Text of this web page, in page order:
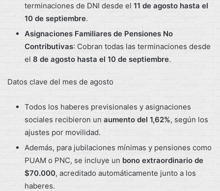
terminaciones de DNI desde el 11 de agosto hasta el
10 de septiembre.
Asignaciones Familiares de Pensiones No
Contributivas: Cobran todas las terminaciones desde
el 8 de agosto hasta el 10 de septiembre.
Datos clave del mes de agosto
Todos los haberes previsionales y asignaciones
sociales recibieron un aumento del 1,62%, según los
ajustes por movilidad.
Además, para jubilaciones mínimas y pensiones como
PUAM o PNC, se incluye un bono extraordinario de
$70.000, acreditado automáticamente junto a los
haberes.